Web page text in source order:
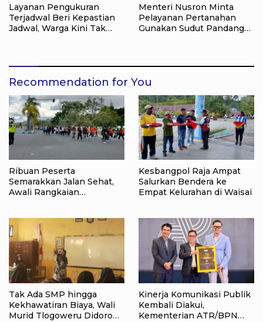
Layanan Pengukuran
Terjadwal Beri Kepastian
Jadwal, Warga Kini Tak
Menteri Nusron Minta
Pelayanan Pertanahan
Gunakan Sudut Pandang
Recommendation for You
Ribuan Peserta
Semarakkan Jalan Sehat,
Awali Rangkaian
Ampat
Kesbangpol Raja Ampat
Salurkan Bendera ke
Empat Kelurahan di Waisai
Tak Ada SMP hingga
Kekhawatiran Biaya, Wali
Murid Tlogoweru Didorong
Kinerja Komunikasi Publik
Kembali Diakui,
Kementerian ATR/BPN